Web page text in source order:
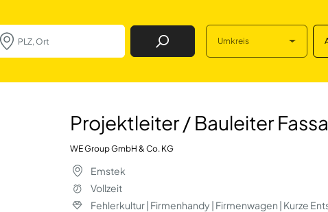
Job Finden Umkreis
Projektleiter / Bauleiter
WE Group GmbH & Co. KG
Emstek
Vollzeit
Fehlerkultur | Firmenhandy | Firmenwagen | Kurze